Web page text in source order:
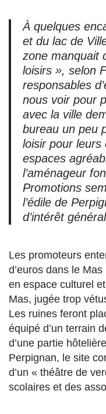
À quelques
et du lac de
zone manquait
loisirs », selon
responsables
nous voir pour
avec la ville
bureau un peu
loisir pour leurs
espaces
l’aménageur
Promotions
l’édile de
d’intérêt
Les promoteurs
d’euros dans le
en espace culturel
Mas, jugée trop
Les ruines feront
équipé d’un terrain
d’une partie
Perpignan, le site
d’un « théâtre de
scolaires et des